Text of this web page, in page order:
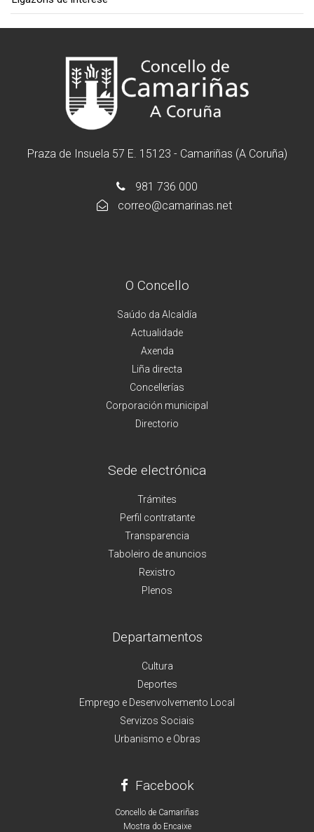
Praza de Insuela 57 E. 15123 - Camariñas (A Coruña)
981 736 000
correo@camarinas.net
O Concello
Saúdo da Alcaldía
Actualidade
Axenda
Liña directa
Concellerías
Corporación municipal
Directorio
Sede electrónica
Trámites
Perfil contratante
Transparencia
Taboleiro de anuncios
Rexistro
Plenos
Departamentos
Cultura
Deportes
Emprego e Desenvolvemento Local
Servizos Sociais
Urbanismo e Obras
Facebook
Concello de Camariñas
Mostra do Encaixe